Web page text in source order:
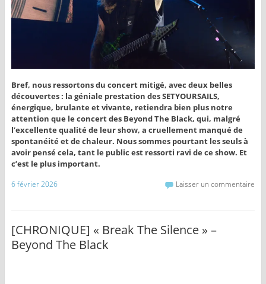
Bref, nous ressortons du concert mitigé, avec deux belles
découvertes : la géniale prestation des SETYOURSAILS,
énergique, brulante et vivante, retiendra bien plus notre
attention que le concert des Beyond The Black, qui, malgré
l’excellente qualité de leur show, a cruellement manqué de
spontanéité et de chaleur. Nous sommes pourtant les seuls à
avoir pensé cela, tant le public est ressorti ravi de ce show. Et
c’est le plus important.
6 février 2026 Laisser un commentaire
[CHRONIQUE] « Break The Silence » –
Beyond The Black